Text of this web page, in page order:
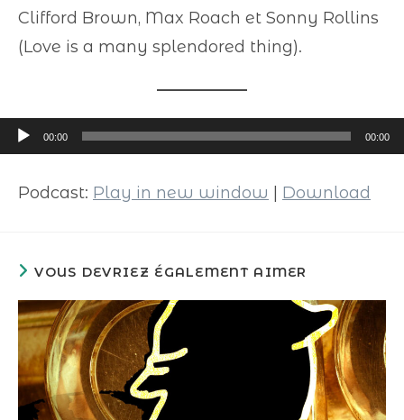
Clifford Brown, Max Roach et Sonny Rollins
(Love is a many splendored thing).
Lecteur
audio
00:00 00:00
Podcast: Play in new window Download
VOUS DEVRIEZ ÉGALEMENT AIMER